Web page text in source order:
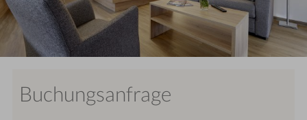
Buchungsanfrage